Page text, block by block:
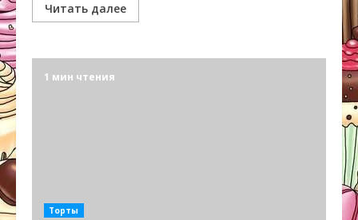
Читать далее
1 мин чтения
Торты